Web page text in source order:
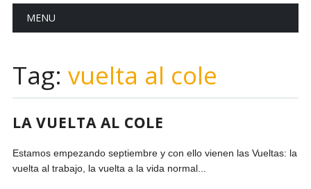
Main menu
MENU
Tag: vuelta al cole
LA VUELTA AL COLE
Estamos empezando septiembre y con ello vienen las Vueltas: la
vuelta al trabajo, la vuelta a la vida normal...